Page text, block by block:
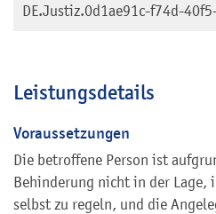
DE.Justiz.0d1ae91c-f74d-
Leistungsdetails
Voraussetzungen
Die betroffene Person ist
Behinderung nicht in der Lage,
selbst zu regeln, und die